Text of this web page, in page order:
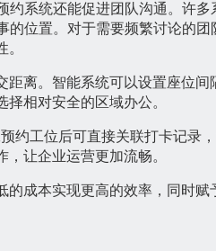
约系统还能促进团队沟通。许
的位置。对于需要频繁讨论的
离。智能系统可以设置座位
相对安全的区域办公。
约工位后可直接关联打卡记录
让企业运营更加流畅。
成本实现更高的效率，同时